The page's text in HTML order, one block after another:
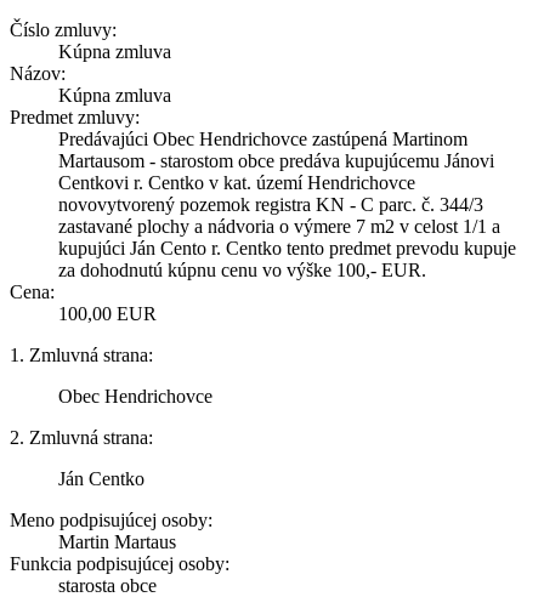
Číslo zmluvy:
Kúpna zmluva
Názov:
Kúpna zmluva
Predmet zmluvy:
Predávajúci Obec Hendrichovce zastúpená Martinom
Martausom - starostom obce predáva kupujúcemu Jánovi
Centkovi r. Centko v kat. území Hendrichovce
novovytvorený pozemok registra KN - C parc. č. 344/3
zastavané plochy a nádvoria o výmere 7 m2 v celost 1/1 a
kupujúci Ján Cento r. Centko tento predmet prevodu kupuje
za dohodnutú kúpnu cenu vo výške 100,- EUR.
Cena:
100,00 EUR
1. Zmluvná strana:
Obec Hendrichovce
2. Zmluvná strana:
Ján Centko
Meno podpisujúcej osoby:
Martin Martaus
Funkcia podpisujúcej osoby:
starosta obce